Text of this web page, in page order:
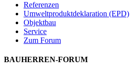
Referenzen
Umweltproduktdeklaration (EPD)
Objektbau
Service
Zum Forum
BAUHERREN-FORUM